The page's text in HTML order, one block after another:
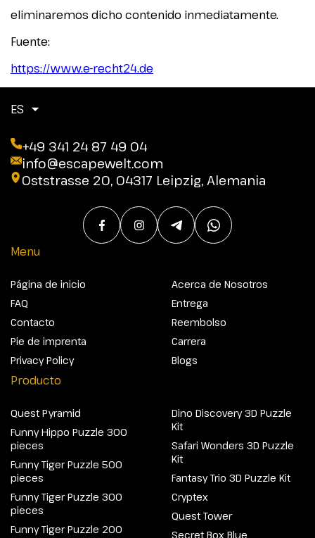
eliminaremos dicho contenido inmediatamente.
Fuente:
https://www.e-recht24.de
ES
+49 341 24 87 49 04
info@escapewelt.com
Oststrasse 20, 04317 Leipzig, Alemania
Menu
Página de inicio
FAQ
Contacto
Pie de imprenta
Privacy Policy
Acerca de Nosotros
Entrega
Reembolso
Carrera
Blogs
Producto
Quest Pyramid
Funny Hippo Puzzle 300
pieces
Funny Tiger Puzzle 500
pieces
Funny Tiger Puzzle 300
pieces
Funny Tiger Puzzle 200
Dino Discovery 3D Puzzle
Kit
Safari Wonders 3D Puzzle
Kit
Fantasy Trio 3D Puzzle Kit
Cryptex
Quest Tower
Secret Box Blue